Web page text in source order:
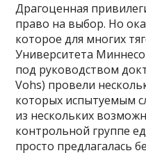
Драгоценная
право на выбор. Но
которое для многих
Университета
под руководством
Vohs) провели
которых испытуемым
из нескольких
контрольной группе
просто предлагалась